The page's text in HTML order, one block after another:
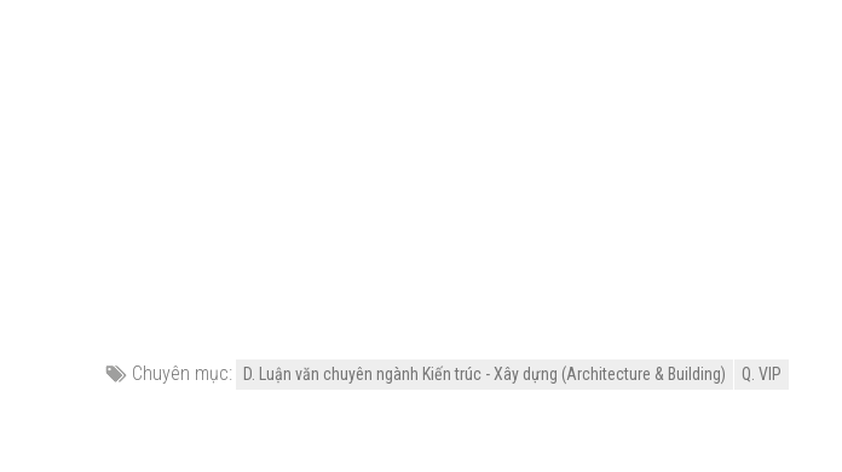
Chuyên mục: D. Luận văn chuyên ngành Kiến trúc - Xây dựng (Architecture & Building) Q. VIP